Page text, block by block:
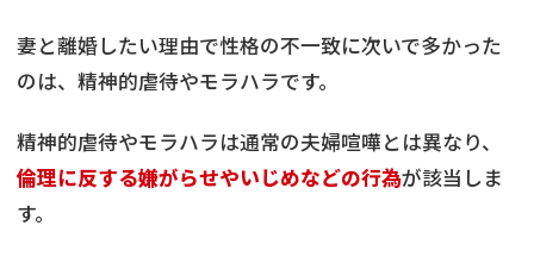
妻と離婚したい理由で性格の不一致に次いで多かった
のは、精神的虐待やモラハラです。
精神的虐待やモラハラは通常の夫婦喧嘩とは異なり、
倫理に反する嫌がらせやいじめなどの行為が該当しま
す。